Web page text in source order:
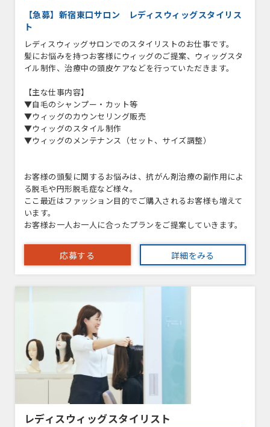
【急募】新宿東口サロン レディスウィッグスタイリス
ト
レディスウィッグサロンでのスタイリストのお仕事です。
髪にお悩みを持つお客様にウィッグのご提案、ウィッグスタ
イル制作、治療中の頭皮ケアなどを行っていただきます。
【主な仕事内容】
▼自毛のシャンプー・カット等
▼ウィッグのカウンセリング販売
▼ウィッグのスタイル制作
▼ウィッグのメンテナンス（セット、サイズ調整）
お客様の頭髪に関するお悩みは、抗がん剤治療の副作用によ
る脱毛や円形脱毛症など様々。
ここ最近はファッション目的でご購入されるお客様も増えて
います。
お客様お一人お一人に合ったプランをご提案していきます。
応募する 詳細をみる
レディスウィッグスタイリスト